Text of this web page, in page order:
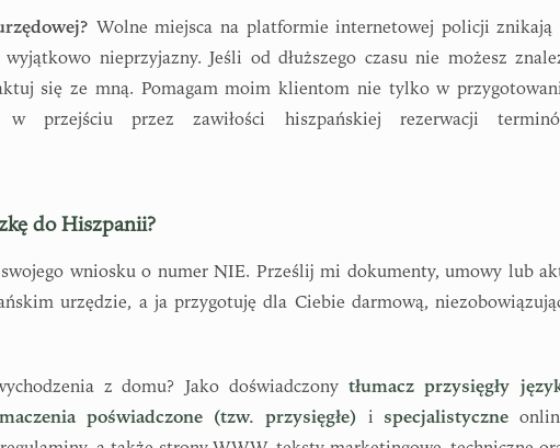
Wolne miejsca na platformie internetowej policji znikają
nieprzyjazny. Jeśli od dłuższego czasu nie możesz
się ze mną. Pomagam moim klientom nie tylko w
w przejściu przez zawiłości hiszpańskiej rezerwacji
do Hiszpanii?
wniosku o numer NIE. Prześlij mi dokumenty, umowy lub
urzędzie, a ja przygotuję dla Ciebie darmową,
z domu? Jako doświadczony tłumacz przysięgły
poświadczone (tzw. przysięgłe)i specjalistyczne